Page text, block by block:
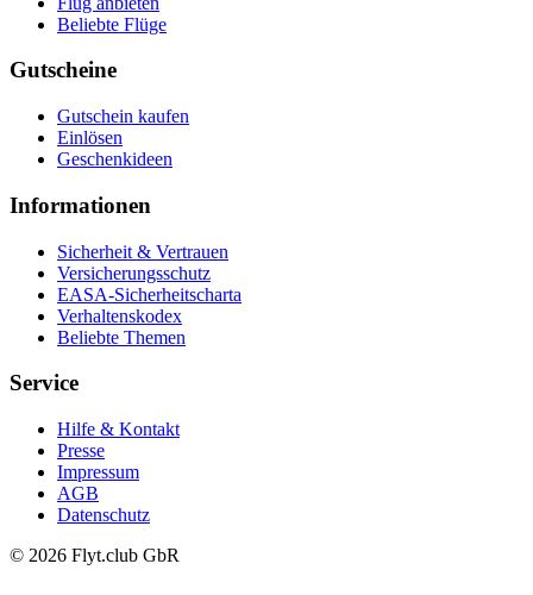
Beliebte Flüge
Gutscheine
Gutschein kaufen
Einlösen
Geschenkideen
Informationen
Sicherheit & Vertrauen
Versicherungsschutz
EASA-Sicherheitscharta
Verhaltenskodex
Beliebte Themen
Service
Hilfe & Kontakt
Presse
Impressum
AGB
Datenschutz
© 2026 Flyt.club GbR